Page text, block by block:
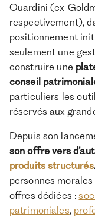
Ouardini (ex-
respectivement),
positionnement
seulement une
construire une
conseil
particuliers les
réservés aux
Depuis son
son offre vers
produits structurés
personnes
offres dédiées :
patrimoniales,